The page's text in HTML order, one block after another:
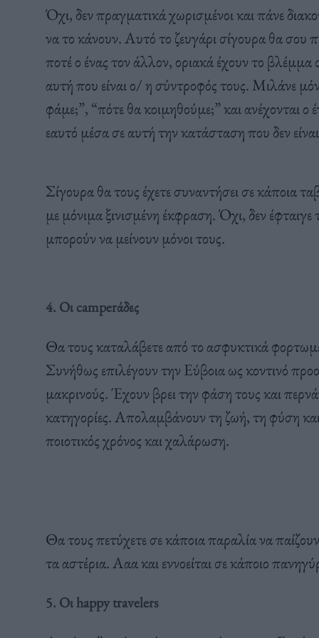
Όχι, δεν πραγματικά χωρισμένοι και πάνε
να το κάνουν. Αυτό το ζευγάρι σίγουρα θα σου
ποτέ ο ένας τον άλλον, οριακά έχουν το
αυτή που είναι ο/ η σύντροφός τους. Μιλάνε
φάμε;”, “πότε θα κοιμηθούμε;” και ανέχονται ο
εαυτό μέσα σε αυτή την κατάσταση που δεν
Σίγουρα θα τους έχετε συναντήσει σε κάποια
με μόνιμα ξινισμένη έκφραση. Όχι, δεν
μπορούν να μείνουν μόνοι τους.
4. Οι camperάδες
Θα τους καταλάβετε από το ασφυκτικά
Συνήθως επιλέγουν την Εύβοια ως κοντινό
μακρινούς. Έχουν βρει την φάση τους και
κατηγορίες. Απολαμβάνουν τη ζωή, τη φύση
ποιοτικός χρόνος και χαλάρωση.
Θα τους πετύχετε σε κάποια παραλία να
τα αστέρια. Ααα και εννοείται σε κάποιο
5. Οι happy travelers